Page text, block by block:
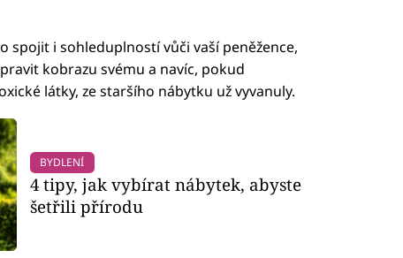
spojit i sohleduplností vůči vaší peněžence,
kobrazu svému a navíc, pokud
látky, ze staršího nábytku už vyvanuly.
BYDLENÍ
4 tipy, jak vybírat nábytek, abyste
šetřili přírodu